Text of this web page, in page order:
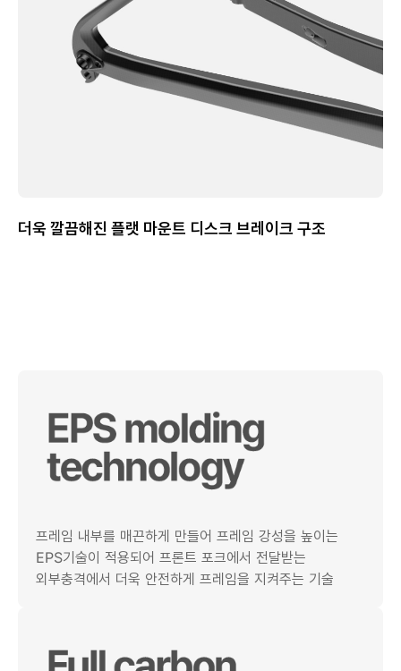
더욱 깔끔해진 플랫 마운트 디스크 브레이크 구조
프레임 내부를 매끈하게 만들어 프레임 강성을 높이는
EPS기술이 적용되어 프론트 포크에서 전달받는
외부충격에서 더욱 안전하게 프레임을 지켜주는 기술